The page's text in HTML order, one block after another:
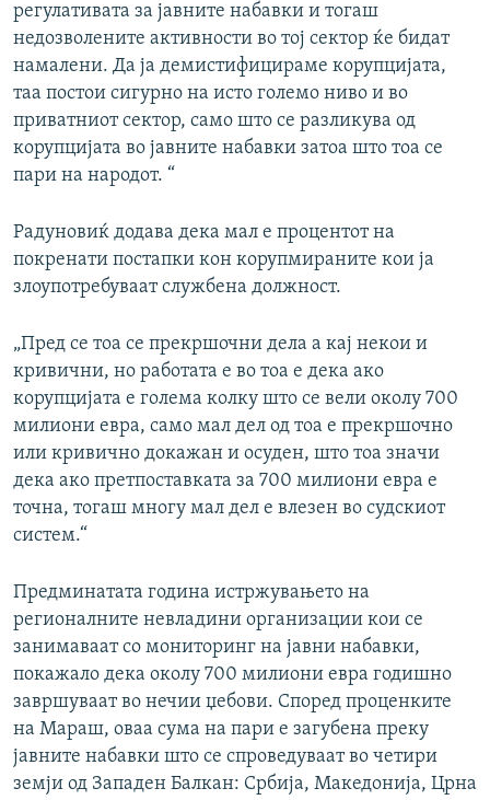
регулативата за јавните набавки и тогаш
недозволените активности во тој сектор ќе бидат
намалени. Да ја демистифицираме корупцијата,
таа постои сигурно на исто големо ниво и во
приватниот сектор, само што се разликува од
корупцијата во јавните набавки затоа што тоа се
пари на народот. “
Радуновиќ додава дека мал е процентот на
покренати постапки кон корупмираните кои ја
злоупотребуваат службена должност.
„Пред се тоа се прекршочни дела а кај некои и
кривични, но работата е во тоа е дека ако
корупцијата е голема колку што се вели околу 700
милиони евра, само мал дел од тоа е прекршочно
или кривично докажан и осуден, што тоа значи
дека ако претпоставката за 700 милиони евра е
точна, тогаш многу мал дел е влезен во судскиот
систем.“
Предминатата година истржувањето на
регионалните невладини организации кои се
занимаваат со мониторинг на јавни набавки,
покажало дека околу 700 милиони евра годишно
завршуваат во нечии џебови. Според проценките
на Мараш, оваа сума на пари е загубена преку
јавните набавки што се спроведуваат во четири
земји од Западен Балкан: Србија, Македонија, Црна